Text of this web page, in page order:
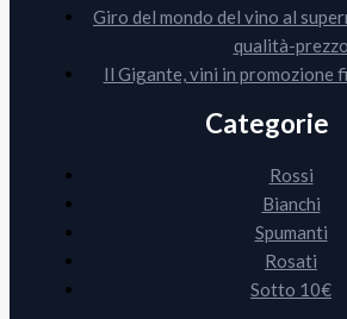
Giro del mondo del vino al
qualità-prezzo
Il Gigante, vini in promozione
Categorie
Rossi
Bianchi
Spumanti
Rosati
Sotto 10€